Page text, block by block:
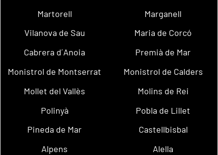
Martorell
Marganell
Vilanova de Sau
Maria de Corcó
Cabrera d´Anoia
Premià de Mar
Monistrol de Montserrat
Monistrol de Calders
Mollet del Vallès
Molins de Rei
Polinyà
Pobla de Lillet
Pineda de Mar
Castellbisbal
Alpens
Alella